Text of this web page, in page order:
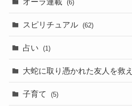
(6)
スピリチュアル (62)
占い (1)
大蛇に取り憑かれた友人を救え
子育て (5)